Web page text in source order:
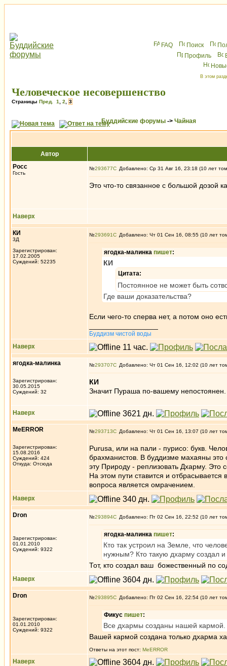
FAQ Поиск
Профиль
В этом
Человеческое несовершенство
Страницы Пред. 1 2 3
Буддийские форумы -> Чайная
Автор
Росс
Гость
№293677 Добавлено: Ср 31 Авг 16, 23:18 (10 лет
Это что-то связанное с большой дозой
Наверх
КИ
3Д
Зарегистрирован:
17.02.2005
Суждений: 52235
№293691 Добавлено: Чт 01 Сен 16, 08:55 (10 лет
ягодка-малинка пишет:
КИ
Цитата:
Постоянное не может быть
Где ваши доказательства?
Если чего-то сперва нет, а потом оно
Буддизм чистой воды
Наверх
ягодка-малинка
Зарегистрирован:
30.05.2015
Суждений: 32
№293707 Добавлено: Чт 01 Сен 16, 12:02 (10 лет
КИ
Значит Пураша по-вашему
Наверх
MeERROR
Зарегистрирован:
15.08.2016
Суждений: 424
Откуда: Отсюда
№293713 Добавлено: Чт 01 Сен 16, 13:07 (10 лет
Purusa, или на пали - пурисо: букв.
брахманистов. В буддизме махаяны это
эту Природу - реплизовать Дхарму. Это
На этом пути ставится и отбрасывается
вопроса является омрачением.
Наверх
Dron
Зарегистрирован:
01.01.2010
Суждений: 9322
№293894 Добавлено: Пт 02 Сен 16, 22:52 (10 лет
ягодка-малинка пишет:
Кто так устроил на Земле, что
нужным? Кто такую дхарму создал
Тот, кто создал ваш божественный по
Наверх
Dron
Зарегистрирован:
01.01.2010
Суждений: 9322
№293895 Добавлено: Пт 02 Сен 16, 22:54 (10 лет
Фикус пишет:
Все дхармы созданы нашей кармой.
Вашей кармой создана только дхарма
Ответы на этот пост: MeERROR
Наверх